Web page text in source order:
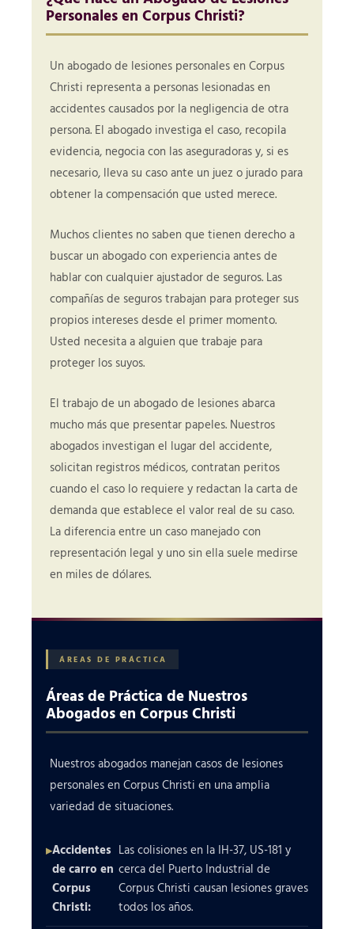
Personales en Corpus Christi?
Un abogado de lesiones personales en Corpus
Christi representa a personas lesionadas en
accidentes causados por la negligencia de otra
persona. El abogado investiga el caso, recopila
evidencia, negocia con las aseguradoras y, si es
necesario, lleva su caso ante un juez o jurado para
obtener la compensación que usted merece.
Muchos clientes no saben que tienen derecho a
buscar un abogado con experiencia antes de
hablar con cualquier ajustador de seguros. Las
compañías de seguros trabajan para proteger sus
propios intereses desde el primer momento.
Usted necesita a alguien que trabaje para
proteger los suyos.
El trabajo de un abogado de lesiones abarca
mucho más que presentar papeles. Nuestros
abogados investigan el lugar del accidente,
solicitan registros médicos, contratan peritos
cuando el caso lo requiere y redactan la carta de
demanda que establece el valor real de su caso.
La diferencia entre un caso manejado con
representación legal y uno sin ella suele medirse
en miles de dólares.
ÁREAS DE PRÁCTICA
Áreas de Práctica de Nuestros
Abogados en Corpus Christi
Nuestros abogados manejan casos de lesiones
personales en Corpus Christi en una amplia
variedad de situaciones.
Accidentes
de carro en
Corpus
Christi:
Las colisiones en la IH-37, US-181 y
cerca del Puerto Industrial de
Corpus Christi causan lesiones graves
todos los años.